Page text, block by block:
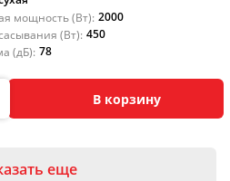
мощность (Вт): 2000
(Вт): 450
(дБ): 78
В корзину
еще